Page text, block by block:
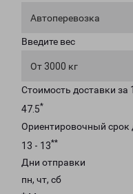
Автоперевозка
Введите вес
От 3000 кг
Стоимость доставки
47.5*
Ориентировочный срок
13 - 13**
Дни отправки
пн, чт, сб